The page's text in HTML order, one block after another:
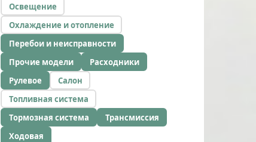
Освещение
Охлаждение и отопление
Перебои и неисправности
Прочие модели
Расходники
Рулевое
Салон
Топливная система
Тормозная система
Трансмиссия
Ходовая